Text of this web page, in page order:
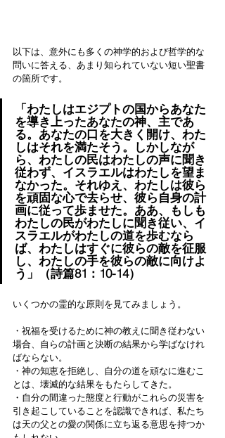
以下は、意外にも多くの神学的および哲学的な
問いに答える、あまり知られていない短い聖書
の箇所です。
「わたしはエジプトの国からあなた
を導き上ったあなたの神、主であ
る。あなたの口を大きく開け、わた
しはそれを満たそう。しかしなが
ら、わたしの民はわたしの声に聞き
従わず、イスラエルはわたしを望ま
なかった。それゆえ、わたしは彼ら
を頑固な心で去らせ、彼ら自身の計
画に従って歩ませた。ああ、もしも
わたしの民がわたしに聞き従い、イ
スラエルがわたしの道を歩むなら
ば、わたしはすぐに彼らの敵を征服
し、わたしの手を彼らの敵に向けよ
う」（詩篇81：10-14）
いくつかの霊的な原則を見てみましょう。
・祝福を受けるために神の教えに聞き従わない
場合、自らの計画と決断の結果から学ばなけれ
ばならない。
・神の知恵を拒絶し、自分の道を頑なに進むこ
とは、壊滅的な結果をもたらしてきた。
・自分の間違った態度と行動がこれらの災害を
引き起こしていることを認識できれば、私たち
は天の父との愛の関係に立ち返る意思を持つか